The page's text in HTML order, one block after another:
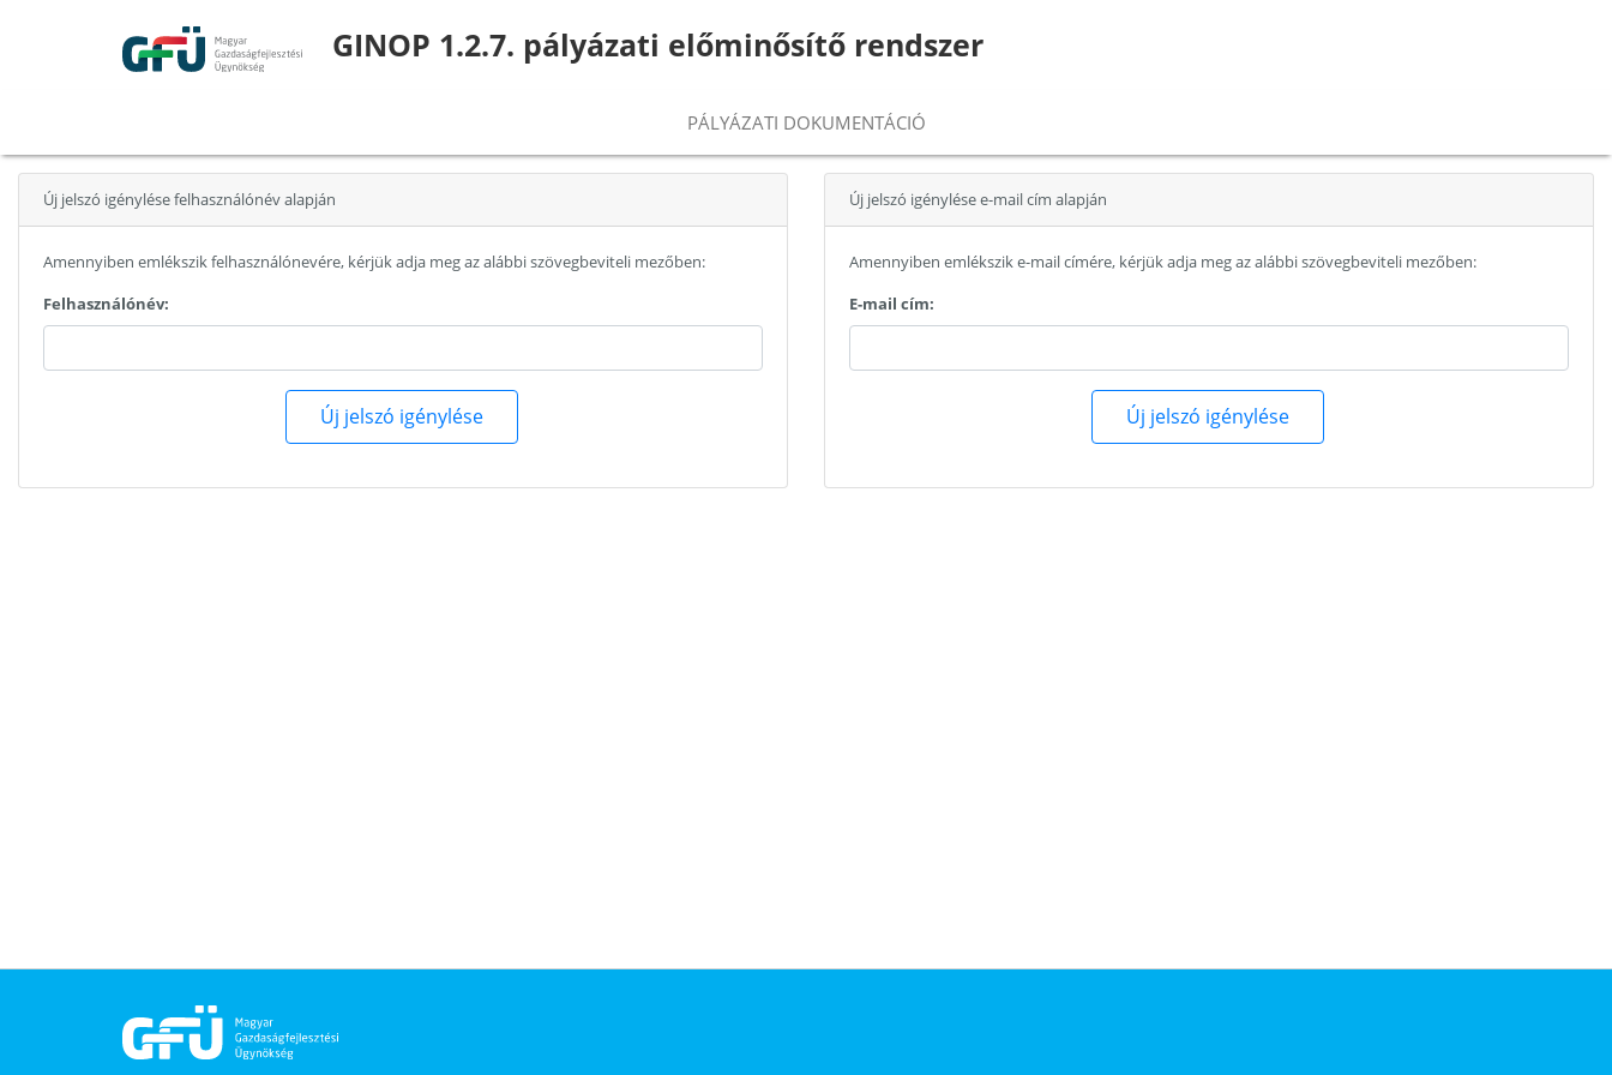
GINOP 1.2.7. pályázati előminősítő rendszer
PÁLYÁZATI DOKUMENTÁCIÓ
Új jelszó igénylése felhasználónév alapján
Amennyiben emlékszik felhasználónevére, kérjük adja meg az alábbi szövegbeviteli mezőben:
Felhasználónév:
Új jelszó igénylése
Új jelszó igénylése e-mail cím alapján
Amennyiben emlékszik e-mail címére, kérjük adja meg az alábbi szövegbeviteli mezőben:
E-mail cím:
Új jelszó igénylése